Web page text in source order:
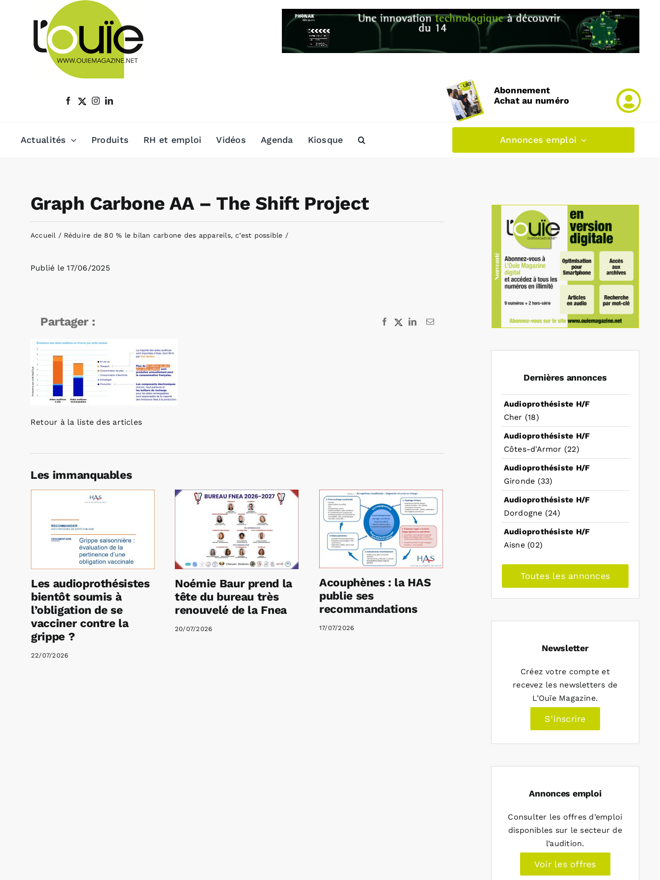
Abonnement
Achat au numéro
Actualités Produits RH et emploi Vidéos Agenda Kiosque Annonces emploi
Graph Carbone AA – The Shift Project
Accueil Réduire de 80 % le bilan carbone des appareils, c’est possible
Publié le 17/06/2025
Partager : Facebook
X LinkedInEmail
Retour à la liste des articles
Les immanquables
Les audioprothésistes
bientôt soumis à
l’obligation de se
vacciner contre la
grippe ?
22/07/2026
Noémie Baur prend la
tête du bureau très
renouvelé de la Fnea
20/07/2026
Acouphènes : la HAS
publie ses
recommandations
17/07/2026
Dernières annonces
Audioprothésiste H/F
Cher (18)
Audioprothésiste H/F
Côtes-d'Armor (22)
Audioprothésiste H/F
Gironde (33)
Audioprothésiste H/F
Dordogne (24)
Audioprothésiste H/F
Aisne (02)
Toutes les annonces
Newsletter
Créez votre compte et
recevez les newsletters de
L’Ouïe Magazine.
S’inscrire
Annonces emploi
Consulter les offres d’emploi
disponibles sur le secteur de
l’audition.
Voir les offres